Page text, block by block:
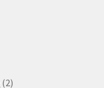
22